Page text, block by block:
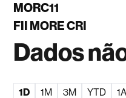
MORC11
FII MORE CRI
Dados
1D 1M 3M YTD 1A